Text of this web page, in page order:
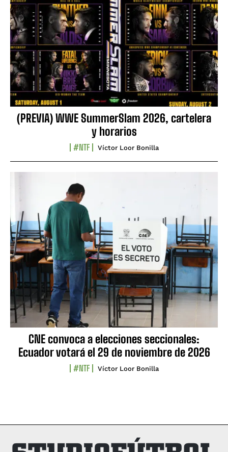
(PREVIA) WWE SummerSlam 2026, cartelera
y horarios
#NTF Víctor Loor Bonilla
CNE convoca a elecciones seccionales:
Ecuador votará el 29 de noviembre de 2026
#NTF Víctor Loor Bonilla